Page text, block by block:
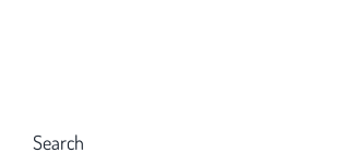
Search